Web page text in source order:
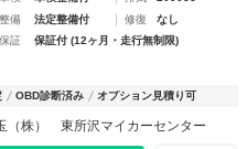
整備
法定整備付 修復
なし
保証
保証付 (12ヶ月・走行無制限)
OBD診断済み オプション見積り可
（株） 東所沢マイカーセンター